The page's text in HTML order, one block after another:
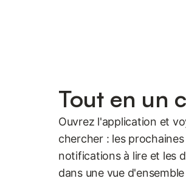
Tout en un
Ouvrez l'application et
chercher : les
notifications à lire et les
dans une vue